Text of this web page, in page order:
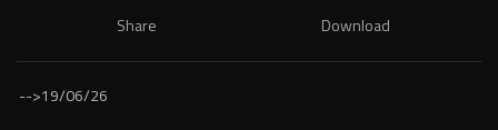
Share Download
-->19/06/26